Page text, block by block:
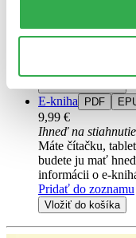
Túto knihu máme
posledné kusy. Ak
Dodanie ďalších
E-kniha PDF
9,99 €
Ihneď na stiahnutie
Máte čítačku,
budete ju mať
informácii o e-
Pridať do zoznamu
Vložiť do košíka